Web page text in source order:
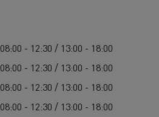
08:00 - 12:30 / 13:00 - 18:00
08:00 - 12:30 / 13:00 - 18:00
08:00 - 12:30 / 13:00 - 18:00
08:00 - 12:30 / 13:00 - 18:00